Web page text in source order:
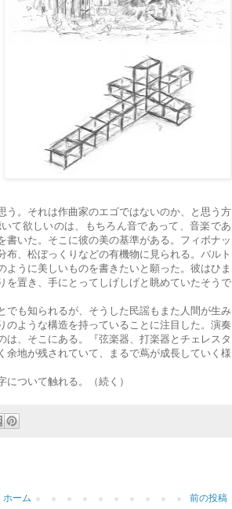
う。それは作曲家のエゴではないのか、と思う方
て欲しいのは、もちろん音であって、音楽であ
書いた。そこに彼の美の基準がある。フィボナッ
、松ぼっくりなどの有機物に見られる。バルト
うに美しいものを書きたいと願った。彼はひま
を置き、手にとってしげしげと眺めていたそうで
も知られるが、そうした民謡もまた人間が生み
のような構造を持っていることに注目した。演奏
、そこにある。『弦楽器、打楽器とチェレスタ
余地が残されていて、まるで蔦が成長していく様
ついて触れる。（続く）
前の投稿
ホーム